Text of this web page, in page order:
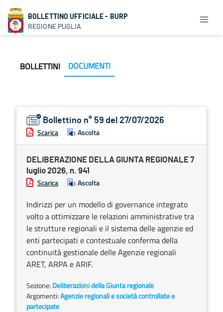
BOLLETTINO UFFICIALE - BURP
REGIONE PUGLIA
BOLLETTINI DOCUMENTI
Bollettino n° 59 del 27/07/2026
Scarica Ascolta
DELIBERAZIONE DELLA GIUNTA REGIONALE 7
luglio 2026, n. 941
Scarica Ascolta
Indirizzi per un modello di governance integrato
volto a ottimizzare le relazioni amministrative tra
le strutture regionali e il sistema delle agenzie ed
enti partecipati e contestuale conferma della
continuità gestionale delle Agenzie regionali
ARET, ARPA e ARIF.
Sezione: Deliberazioni della Giunta regionale
Argomenti:Agenzie regionali e società controllate e
partecipate